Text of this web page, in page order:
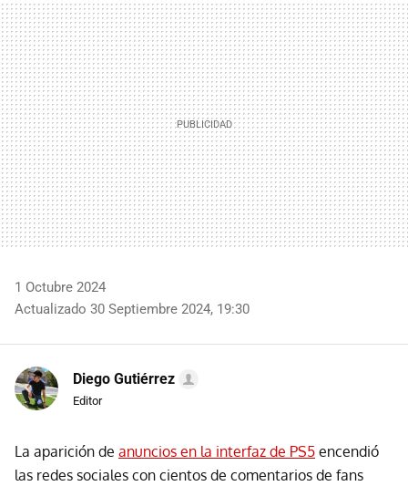
MAIL
1 Octubre 2024
Actualizado 30 Septiembre 2024, 19:30
Diego Gutiérrez
Editor
La aparición de anuncios en la interfaz de PS5 encendió
las redes sociales con cientos de comentarios de fans